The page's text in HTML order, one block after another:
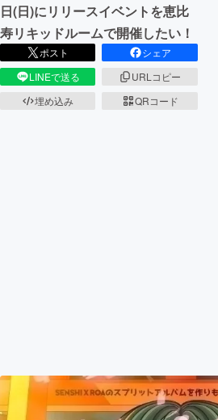
日(日)にリリースイベントを恵比
寿リキッドルームで開催したい！
ポスト
シェア
LINEで送る
URLコピー
埋め込み
QRコード